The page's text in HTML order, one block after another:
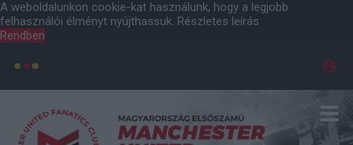
A weboldalunkon cookie-kat használunk, hogy a legjobb
felhasználói élményt nyújthassuk. Részletes leírás
Rendben